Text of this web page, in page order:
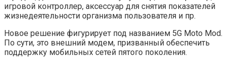
игровой контроллер, аксессуар для снятия показателей
жизнедеятельности организма пользователя и пр.
Новое решение фигурирует под названием 5G Moto Mod.
По сути, это внешний модем, призванный обеспечить
поддержку мобильных сетей пятого поколения.